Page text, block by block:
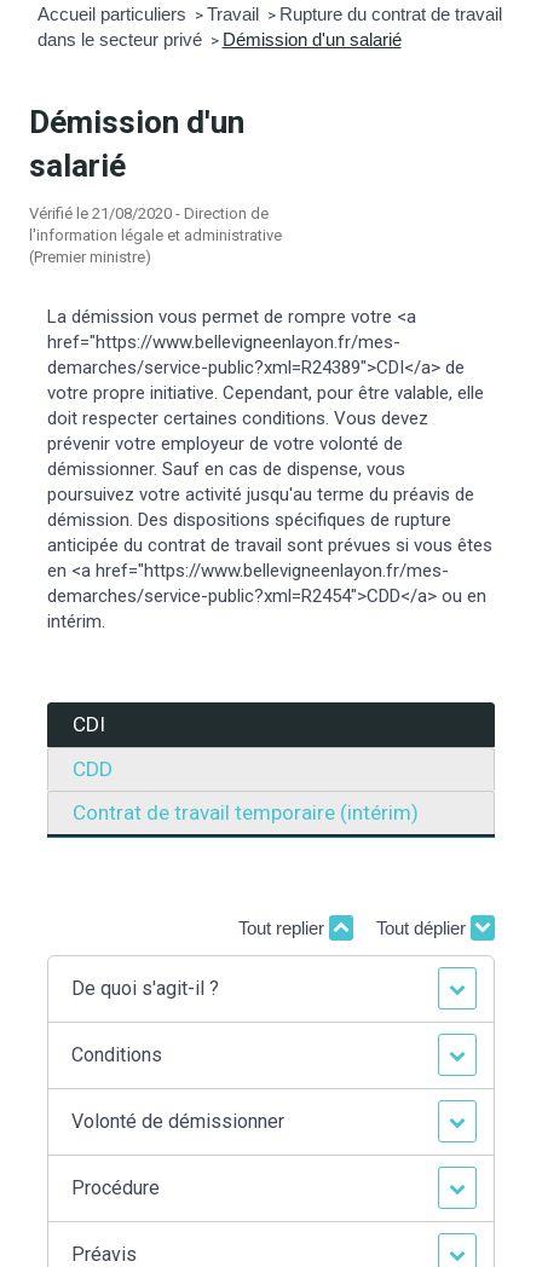
municipaux
sur la commune
d’urbanisme
Association
voirie, arrêté de circulation et
domaine public
à la commune
loisirs
Accueil particuliers > Travail > Rupture du contrat de travail
dans le secteur privé > Démission d'un salarié
Démission d'un
salarié
Vérifié le 21/08/2020 - Direction de
l'information légale et administrative
(Premier ministre)
La démission vous permet de rompre votre <a
href="https://www.bellevigneenlayon.fr/mes-
demarches/service-public?xml=R24389">CDI</a> de
votre propre initiative. Cependant, pour être valable, elle
doit respecter certaines conditions. Vous devez
prévenir votre employeur de votre volonté de
démissionner. Sauf en cas de dispense, vous
poursuivez votre activité jusqu'au terme du préavis de
démission. Des dispositions spécifiques de rupture
anticipée du contrat de travail sont prévues si vous êtes
en <a href="https://www.bellevigneenlayon.fr/mes-
demarches/service-public?xml=R2454">CDD</a> ou en
intérim.
CDI
CDD
Contrat de travail temporaire (intérim)
Tout replier Tout déplier
De quoi s'agit-il ?
Conditions
Volonté de démissionner
Procédure
Préavis